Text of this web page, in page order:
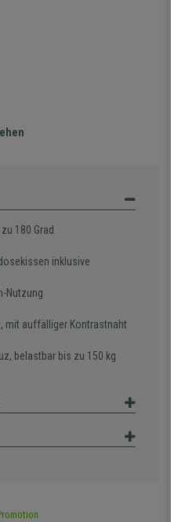
180 Grad
inklusive
Nutzung
mit auffälliger Kontrastnaht
belastbar bis zu 150 kg